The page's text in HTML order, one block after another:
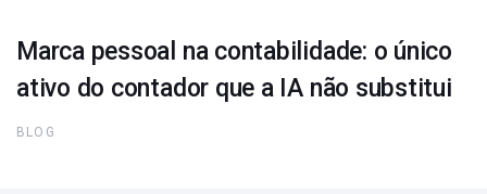
Marca pessoal na contabilidade: o único
ativo do contador que a IA não substitui
BLOG